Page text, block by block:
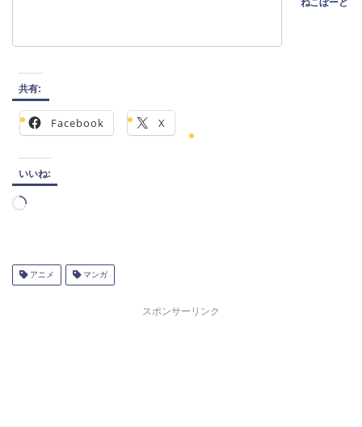
共有:
Facebook X
いいね:
読
中…
アニメ マンガ
スポンサーリンク